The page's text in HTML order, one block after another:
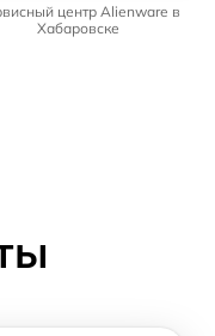
центр Alienware в
Хабаровске